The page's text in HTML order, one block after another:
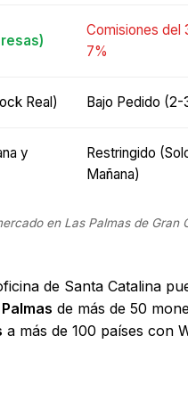
Comisiones del
7%
Real) Bajo Pedido (2-
y
Restringido
Mañana)
en Las Palmas de Gran
de Santa Catalina
de más de 50
a más de 100 países con